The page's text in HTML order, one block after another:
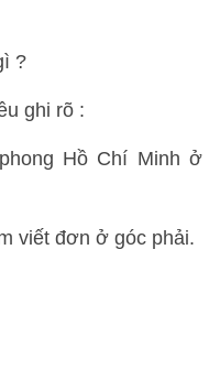
?
ghi rõ :
Hồ Chí Minh ở
viết đơn ở góc phải.